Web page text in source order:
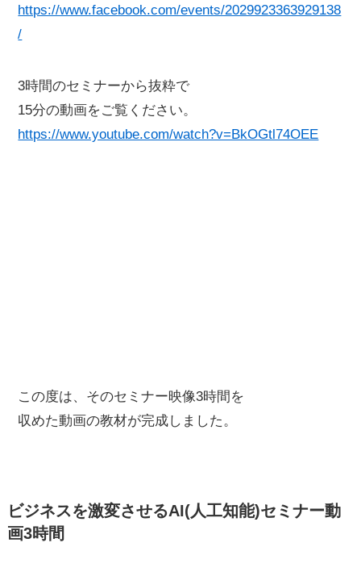
https://www.facebook.com/events/2029923363929138
/
3時間のセミナーから抜粋で
15分の動画をご覧ください。
https://www.youtube.com/watch?v=BkOGtl74OEE
この度は、そのセミナー映像3時間を
収めた動画の教材が完成しました。
ビジネスを激変させるAI(人工知能)セミナー動
画3時間